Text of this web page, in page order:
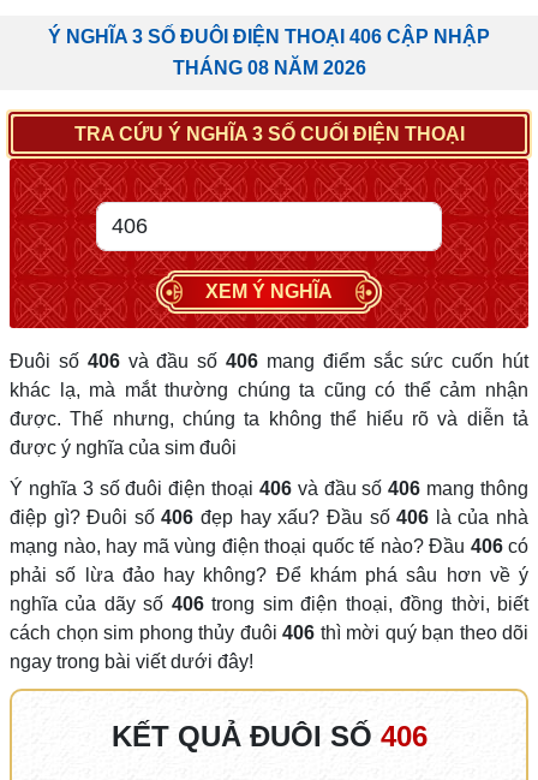
Ý NGHĨA 3 SỐ ĐUÔI ĐIỆN THOẠI 406 CẬP NHẬP
THÁNG 08 NĂM 2026
TRA CỨU Ý NGHĨA 3 SỐ CUỐI ĐIỆN THOẠI
XEM Ý NGHĨA
Đuôi số 406và đầu số406 mang điểm sắc sức cuốn hút
khác lạ, mà mắt thường chúng ta cũng có thể cảm nhận
được. Thế nhưng, chúng ta không thể hiểu rõ và diễn tả
được ý nghĩa của sim đuôi
Ý nghĩa 3 số đuôi điện thoại 406và đầu số406 mang thông
điệp gì? Đuôi số406 đẹp hay xấu? Đầu số406 là của nhà
mạng nào, hay mã vùng điện thoại quốc tế nào? Đầu 406có
phải số lừa đảo hay không? Để khám phá sâu hơn về ý
nghĩa của dãy số 406trong sim điện thoại, đồng thời, biết
cách chọn sim phong thủy đuôi 406 thì mời quý bạn theo dõi
ngay trong bài viết dưới đây!
KẾT QUẢ ĐUÔI SỐ 406